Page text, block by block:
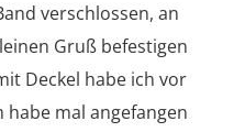
verschlossen, an
Gruß befestigen
Deckel habe ich vor
habe mal angefangen